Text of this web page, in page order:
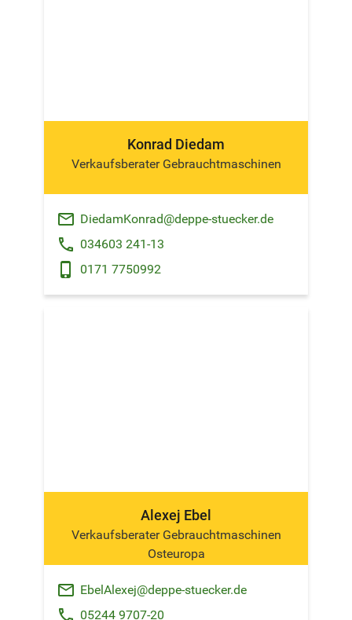
Konrad Diedam
Verkaufsberater Gebrauchtmaschinen
email DiedamKonrad@deppe-stuecker.de
phone 034603 241-13
phone_android 0171 7750992
Alexej Ebel
Verkaufsberater Gebrauchtmaschinen
Osteuropa
email EbelAlexej@deppe-stuecker.de
phone 05244 9707-20